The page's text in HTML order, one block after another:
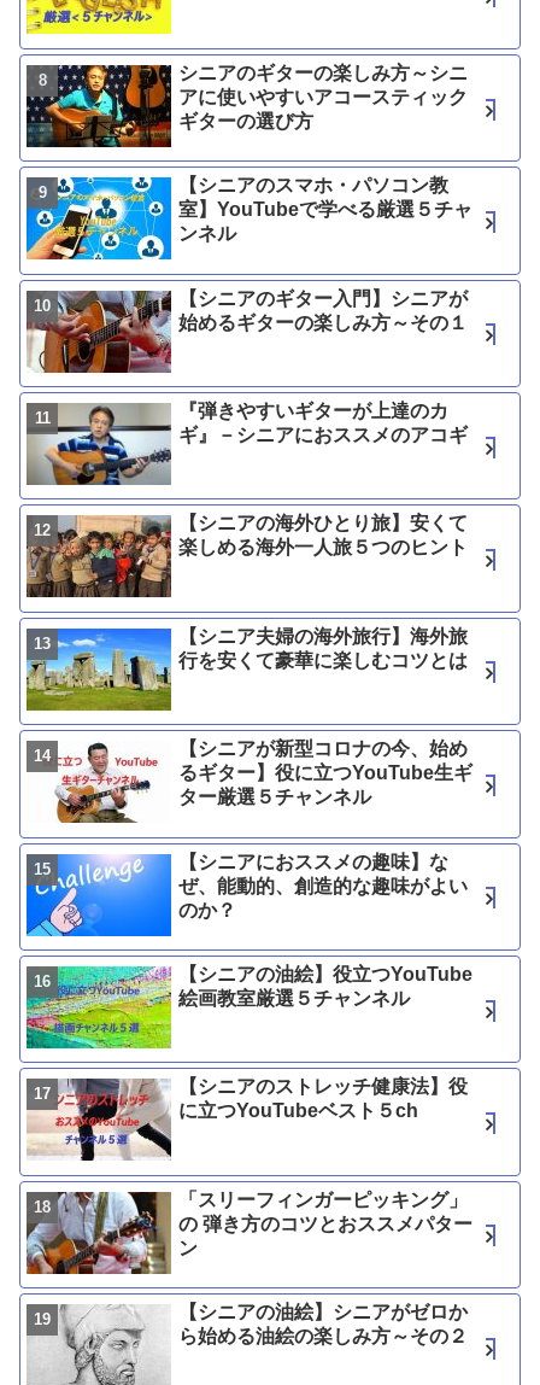
シニアのギターの楽しみ方～シニ
アに使いやすいアコースティック
ギターの選び方
【シニアのスマホ・パソコン教
室】YouTubeで学べる厳選５チャ
ンネル
【シニアのギター入門】シニアが
始めるギターの楽しみ方～その１
『弾きやすいギターが上達のカ
ギ』－シニアにおススメのアコギ
【シニアの海外ひとり旅】安くて
楽しめる海外一人旅５つのヒント
【シニア夫婦の海外旅行】海外旅
行を安くて豪華に楽しむコツとは
【シニアが新型コロナの今、始め
るギター】役に立つYouTube生ギ
ター厳選５チャンネル
【シニアにおススメの趣味】な
ぜ、能動的、創造的な趣味がよい
のか？
【シニアの油絵】役立つYouTube
絵画教室厳選５チャンネル
【シニアのストレッチ健康法】役
に立つYouTubeベスト５ch
「スリーフィンガーピッキング」
の 弾き方のコツとおススメパター
ン
【シニアの油絵】シニアがゼロか
ら始める油絵の楽しみ方～その２